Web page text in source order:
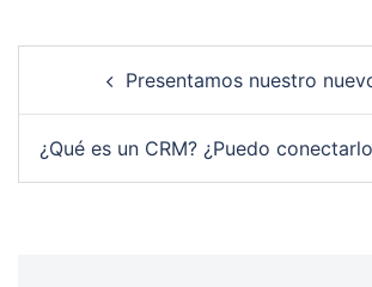
Presentamos nuestro
¿Qué es un CRM? ¿Puedo